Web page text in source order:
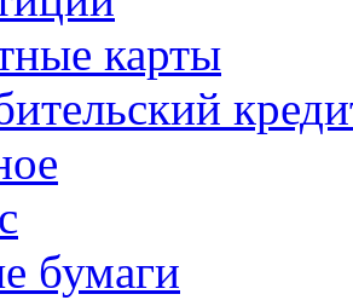
карты
бумаги